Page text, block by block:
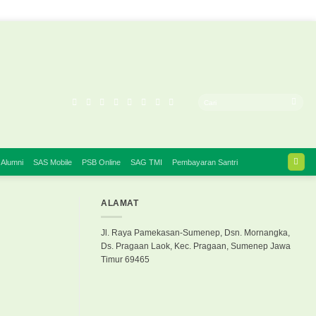
SAS Mobile PSB Online SAG TMI Pembayaran Santri
ALAMAT
Jl. Raya Pamekasan-Sumenep, Dsn. Mornangka,
Ds. Pragaan Laok, Kec. Pragaan, Sumenep Jawa
Timur 69465